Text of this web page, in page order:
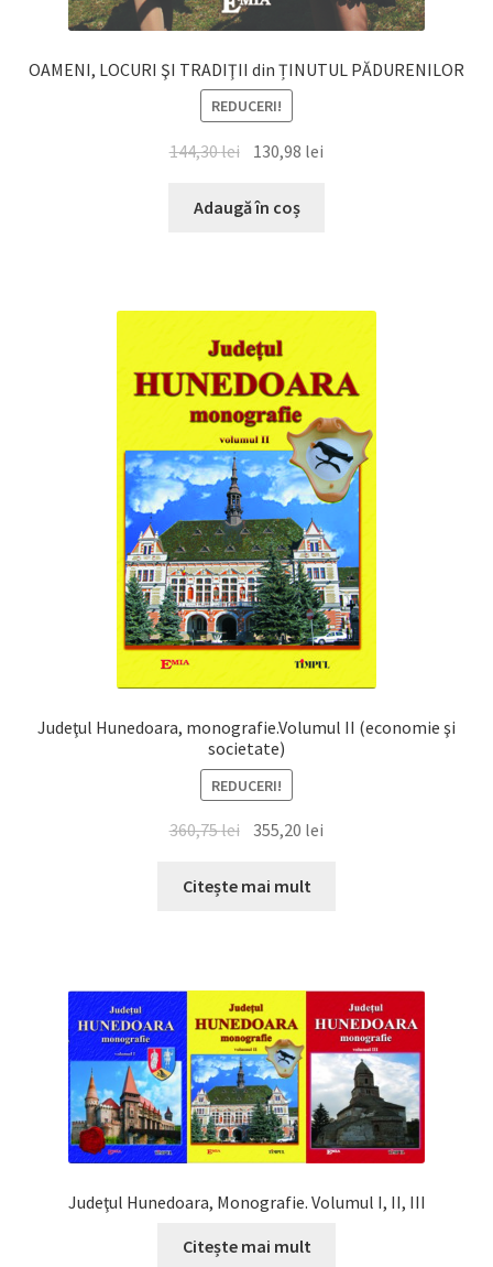
OAMENI, LOCURI ŞI TRADIŢII din ȚINUTUL PĂDURENILOR
REDUCERI!
144,30lei Prețul
a
130,98 lei
Adaugă în coș
Judeţul Hunedoara, monografie.Volumul II (economie şi
societate)
REDUCERI!
360,75lei Prețul
a
355,20 lei
Citește mai mult
Judeţul Hunedoara, Monografie. Volumul I, II, III
Citește mai mult